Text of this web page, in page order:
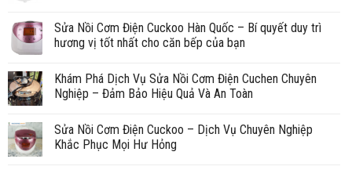
Sửa Nồi Cơm Điện Cuckoo Hàn Quốc – Bí quyết duy trì
hương vị tốt nhất cho căn bếp của bạn
Khám Phá Dịch Vụ Sửa Nồi Cơm Điện Cuchen Chuyên
Nghiệp – Đảm Bảo Hiệu Quả Và An Toàn
Sửa Nồi Cơm Điện Cuckoo – Dịch Vụ Chuyên Nghiệp
Khắc Phục Mọi Hư Hỏng